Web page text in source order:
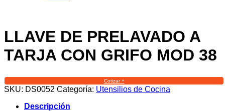
LLAVE DE PRELAVADO A
TARJA CON GRIFO MOD 38
Cotizar +
SKU: DS0052 Categoría: Utensilios de Cocina
Descripción